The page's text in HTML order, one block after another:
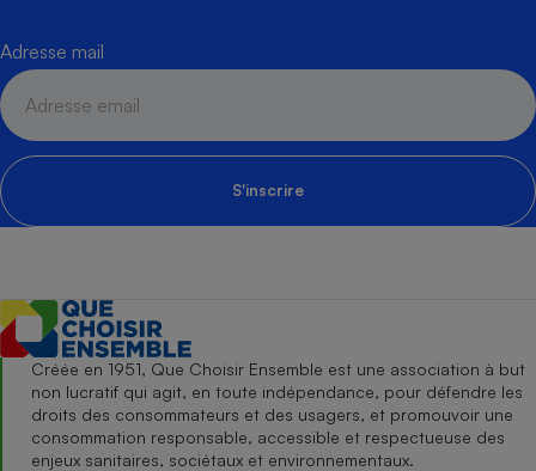
Adresse mail
S'inscrire
Créée en 1951, Que Choisir Ensemble est une association à but
non lucratif qui agit, en toute indépendance, pour défendre les
droits des consommateurs et des usagers, et promouvoir une
consommation responsable, accessible et respectueuse des
enjeux sanitaires, sociétaux et environnementaux.